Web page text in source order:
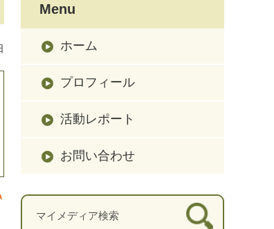
Menu
ホーム
プロフィール
活動レポート
お問い合わせ